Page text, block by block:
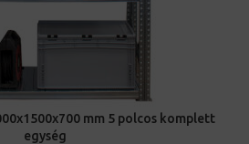
mm 5 polcos komplett
egység